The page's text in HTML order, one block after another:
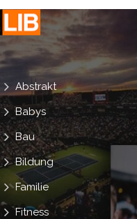
Abstrakt
Babys
Bau
Bildung
Familie
Fitness